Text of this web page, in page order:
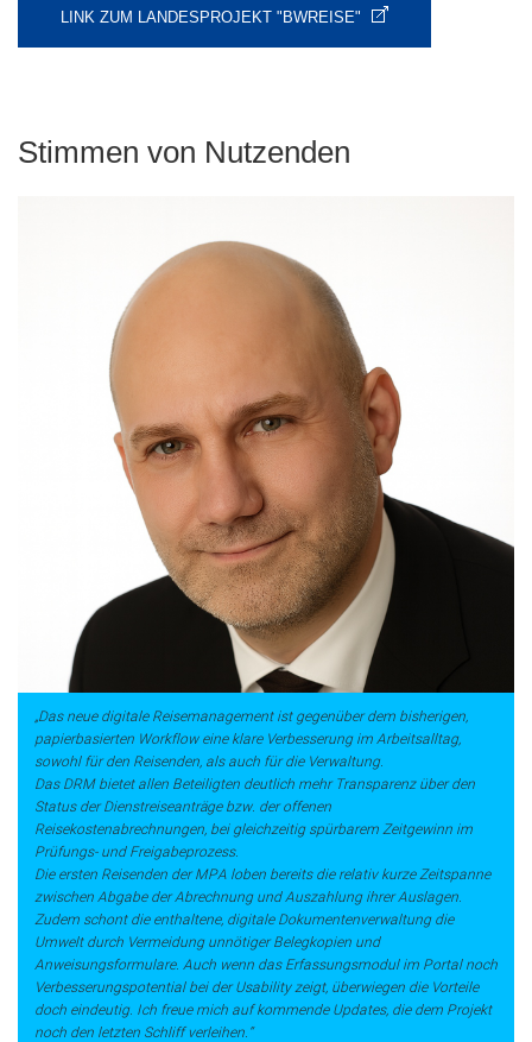
LINK ZUM LANDESPROJEKT "BWREISE"
Stimmen von Nutzenden
„Das neue digitale Reisemanagement ist gegenüber dem bisherigen,
papierbasierten Workflow eine klare Verbesserung im Arbeitsalltag,
sowohl für den Reisenden, als auch für die Verwaltung.
Das DRM bietet allen Beteiligten deutlich mehr Transparenz über den
Status der Dienstreiseanträge bzw. der offenen
Reisekostenabrechnungen, bei gleichzeitig spürbarem Zeitgewinn im
Prüfungs- und Freigabeprozess.
Die ersten Reisenden der MPA loben bereits die relativ kurze Zeitspanne
zwischen Abgabe der Abrechnung und Auszahlung ihrer Auslagen.
Zudem schont die enthaltene, digitale Dokumentenverwaltung die
Umwelt durch Vermeidung unnötiger Belegkopien und
Anweisungsformulare. Auch wenn das Erfassungsmodul im Portal noch
Verbesserungspotential bei der Usability zeigt, überwiegen die Vorteile
doch eindeutig. Ich freue mich auf kommende Updates, die dem Projekt
noch den letzten Schliff verleihen.“